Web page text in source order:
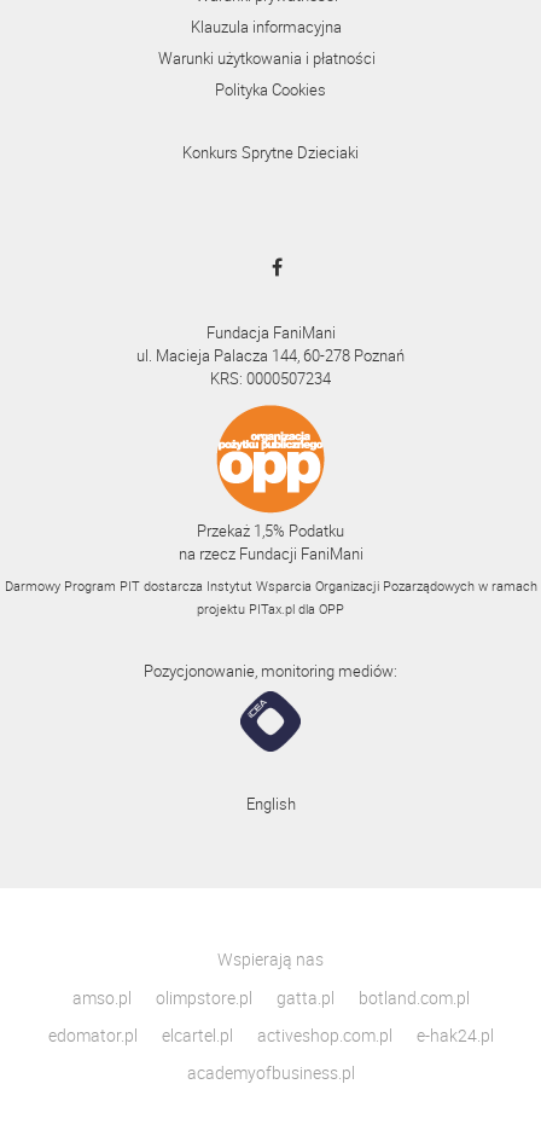
Klauzula informacyjna
Warunki użytkowania i płatności
Polityka Cookies
Konkurs Sprytne Dzieciaki
Fundacja FaniMani
ul. Macieja Palacza 144, 60-278 Poznań
KRS: 0000507234
Przekaż 1,5% Podatku
na rzecz Fundacji FaniMani
Darmowy Program PIT dostarcza Instytut Wsparcia Organizacji Pozarządowych w ramach
projektu PITax.pl dla OPP
Pozycjonowanie, monitoring mediów:
English
Wspierają nas
amso.pl
olimpstore.pl gatta.pl
botland.com.pl
edomator.pl
elcartel.pl activeshop.com.pl
e-hak24.pl
academyofbusiness.pl